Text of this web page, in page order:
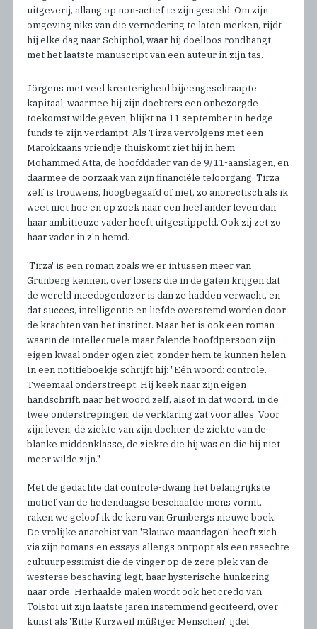
uitgeverij, allang op non-actief te zijn gesteld. Om zijn
omgeving niks van die vernedering te laten merken, rijdt
hij elke dag naar Schiphol, waar hij doelloos rondhangt
met het laatste manuscript van een auteur in zijn tas.
Jörgens met veel krenterigheid bijeengeschraapte
kapitaal, waarmee hij zijn dochters een onbezorgde
toekomst wilde geven, blijkt na 11 september in hedge-
funds te zijn verdampt. Als Tirza vervolgens met een
Marokkaans vriendje thuiskomt ziet hij in hem
Mohammed Atta, de hoofddader van de 9/11-aanslagen, en
daarmee de oorzaak van zijn financiële teloorgang. Tirza
zelf is trouwens, hoogbegaafd of niet, zo anorectisch als ik
weet niet hoe en op zoek naar een heel ander leven dan
haar ambitieuze vader heeft uitgestippeld. Ook zij zet zo
haar vader in z'n hemd.
'Tirza' is een roman zoals we er intussen meer van
Grunberg kennen, over losers die in de gaten krijgen dat
de wereld meedogenlozer is dan ze hadden verwacht, en
dat succes, intelligentie en liefde overstemd worden door
de krachten van het instinct. Maar het is ook een roman
waarin de intellectuele maar falende hoofdpersoon zijn
eigen kwaal onder ogen ziet, zonder hem te kunnen helen.
In een notitieboekje schrijft hij: "Eén woord: controle.
Tweemaal onderstreept. Hij keek naar zijn eigen
handschrift, naar het woord zelf, alsof in dat woord, in de
twee onderstrepingen, de verklaring zat voor alles. Voor
zijn leven, de ziekte van zijn dochter, de ziekte van de
blanke middenklasse, de ziekte die hij was en die hij niet
meer wilde zijn."
Met de gedachte dat controle-dwang het belangrijkste
motief van de hedendaagse beschaafde mens vormt,
raken we geloof ik de kern van Grunbergs nieuwe boek.
De vrolijke anarchist van 'Blauwe maandagen' heeft zich
via zijn romans en essays allengs ontpopt als een rasechte
cultuurpessimist die de vinger op de zere plek van de
westerse beschaving legt, haar hysterische hunkering
naar orde. Herhaalde malen wordt ook het credo van
Tolstoi uit zijn laatste jaren instemmend geciteerd, over
kunst als 'Eitle Kurzweil müßiger Menschen', ijdel